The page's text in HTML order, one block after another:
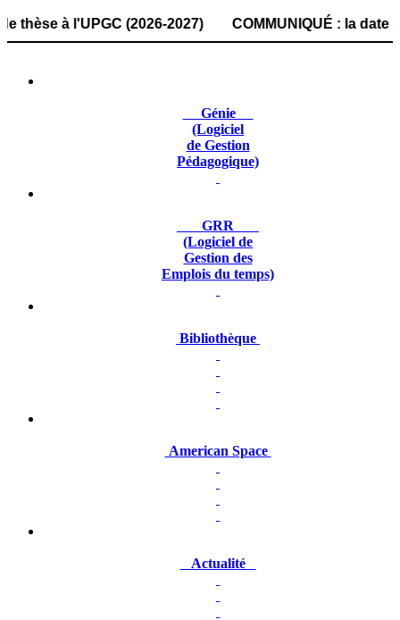
à l'UPGC (2026-2027) COMMUNIQUÉ : la date
Génie
(Logiciel
de Gestion
Pédagogique)
GRR
(Logiciel de
Gestion des
Emplois du temps)
Bibliothèque
American Space
Actualité